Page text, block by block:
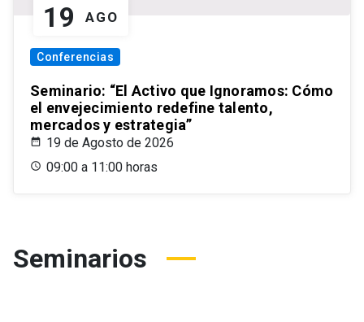
19 AGO
Conferencias
Seminario: “El Activo que Ignoramos: Cómo
el envejecimiento redefine talento,
mercados y estrategia”
19 de Agosto de 2026
09:00 a 11:00 horas
Seminarios